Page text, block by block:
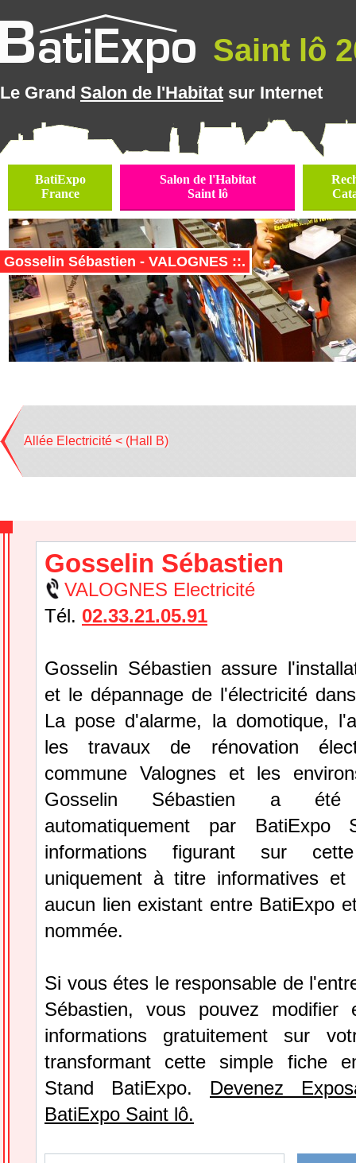
Saint lô
Le Grand Salon de l'Habitat sur Internet
BatiExpo
France
Salon de l'Habitat
Saint lô
Gosselin Sébastien - VALOGNES ::.
Allée Electricité < (Hall B)
Gosselin Sébastien
VALOGNES Electricité
Tél. 02.33.21.05.91
Gosselin Sébastien assure
et le dépannage de l'électricité
La pose d'alarme, la domotique,
les travaux de rénovation
commune Valognes et les
Gosselin Sébastien a été
automatiquement par
informations figurant sur
uniquement à titre informatives et
aucun lien existant entre BatiExpo
nommée.
Si vous étes le responsable de
Sébastien, vous pouvez modifier
informations gratuitement sur
transformant cette simple fiche
Stand BatiExpo. Devenez
BatiExpo Saint lô.